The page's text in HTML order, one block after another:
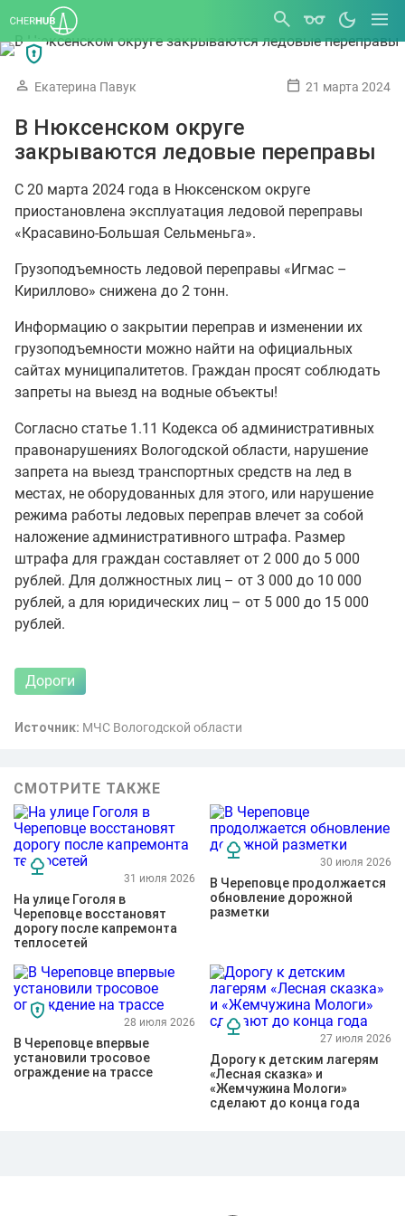
Екатерина Павук 21 марта 2024
В Нюксенском округе
закрываются ледовые переправы
С 20 марта 2024 года в Нюксенском округе
приостановлена эксплуатация ледовой переправы
«Красавино-Большая Сельменьга».
Грузоподъемность ледовой переправы «Игмас –
Кириллово» снижена до 2 тонн.
Информацию о закрытии переправ и изменении их
грузоподъемности можно найти на официальных
сайтах муниципалитетов. Граждан просят соблюдать
запреты на выезд на водные объекты!
Согласно статье 1.11 Кодекса об административных
правонарушениях Вологодской области, нарушение
запрета на выезд транспортных средств на лед в
местах, не оборудованных для этого, или нарушение
режима работы ледовых переправ влечет за собой
наложение административного штрафа. Размер
штрафа для граждан составляет от 2 000 до 5 000
рублей. Для должностных лиц – от 3 000 до 10 000
рублей, а для юридических лиц – от 5 000 до 15 000
рублей.
Дороги
Источник: МЧС Вологодской области
СМОТРИТЕ ТАКЖЕ
31 июля 2026
На улице Гоголя в
Череповце восстановят
дорогу после капремонта
теплосетей
30 июля 2026
В Череповце продолжается
обновление дорожной
разметки
28 июля 2026
В Череповце впервые
установили тросовое
ограждение на трассе
27 июля 2026
Дорогу к детским лагерям
«Лесная сказка» и
«Жемчужина Мологи»
сделают до конца года